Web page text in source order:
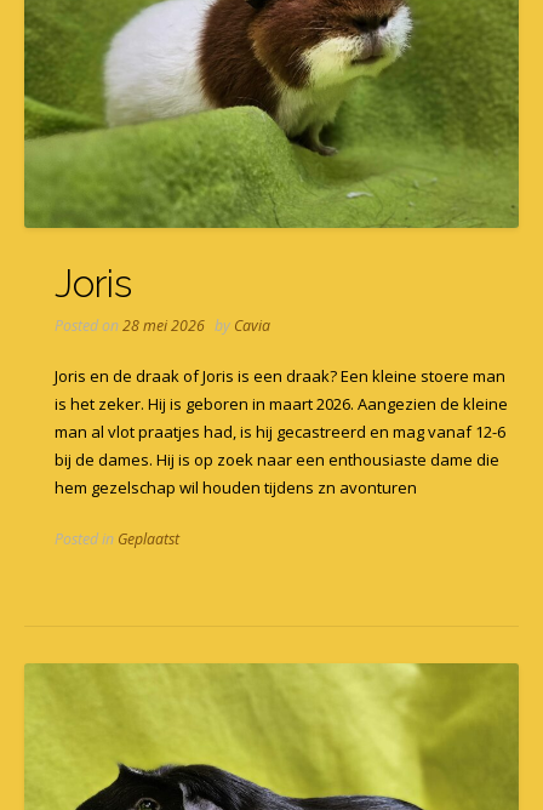
Joris
Posted on28 mei 2026 by Cavia
Joris en de draak of Joris is een draak? Een kleine stoere man
is het zeker. Hij is geboren in maart 2026. Aangezien de kleine
man al vlot praatjes had, is hij gecastreerd en mag vanaf 12-6
bij de dames. Hij is op zoek naar een enthousiaste dame die
hem gezelschap wil houden tijdens zn avonturen
Posted in Geplaatst